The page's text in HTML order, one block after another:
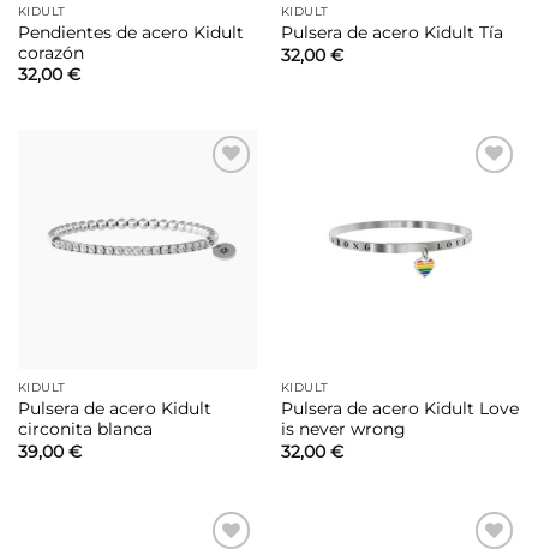
KIDULT
Pendientes de acero Kidult
corazón
32,00 €
KIDULT
Pulsera de acero Kidult Tía
32,00 €
lista de
deseos
KIDULT
Pulsera de acero Kidult
circonita blanca
39,00 €
lista de
deseos
KIDULT
Pulsera de acero Kidult Love
is never wrong
32,00 €